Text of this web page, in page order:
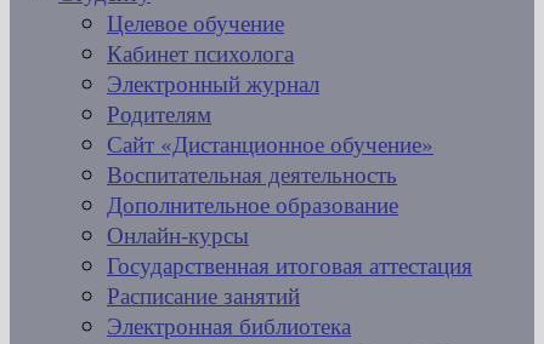
Целевое обучение
Кабинет психолога
Электронный журнал
Родителям
Сайт «Дистанционное обучение»
Воспитательная деятельность
Дополнительное образование
Онлайн-курсы
Государственная итоговая аттестация
Расписание занятий
Электронная библиотека